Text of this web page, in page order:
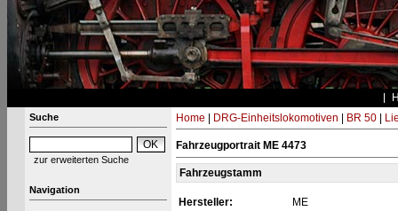
Suche
zur erweiterten Suche
Navigation
Home DRG-Einheitslokomotiven BR 50|
Fahrzeugportrait ME 4473
Fahrzeugstamm
Hersteller:
ME